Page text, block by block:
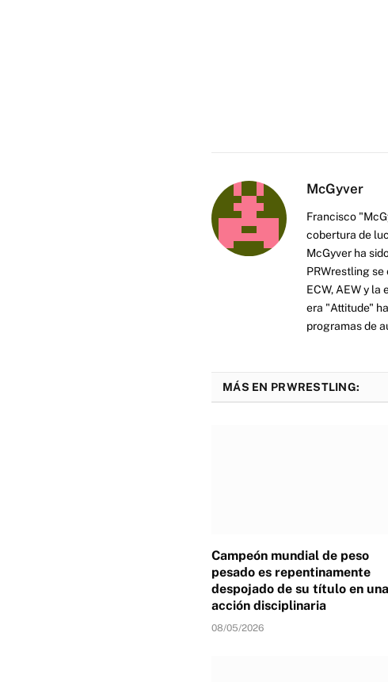
McGyver
Francisco
cobertura de
McGyver ha
PRWrestling
ECW, AEW y
era "Attitude"
programas de
MÁS EN PRWRESTLING:
Campeón mundial de peso
pesado es repentinamente
despojado de su título en una
acción disciplinaria
08/05/2026